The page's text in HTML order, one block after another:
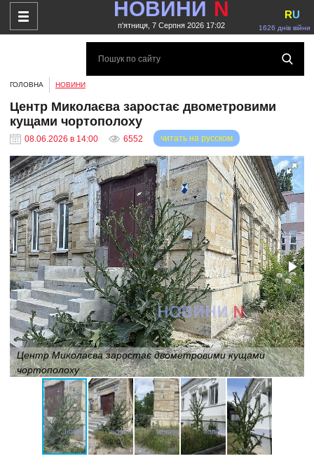
НОВИНИ N
п'ятниця, 7 Серпня 2026 17:02 1626 днів війни
RU
ГОЛОВНА НОВИНИ
Центр Миколаєва заростає двометровими
кущами чортополоху
08.06.2026 в 14:00 6552 читать на русском
Центр Миколаєва заростає двометровими кущами
чортополоху